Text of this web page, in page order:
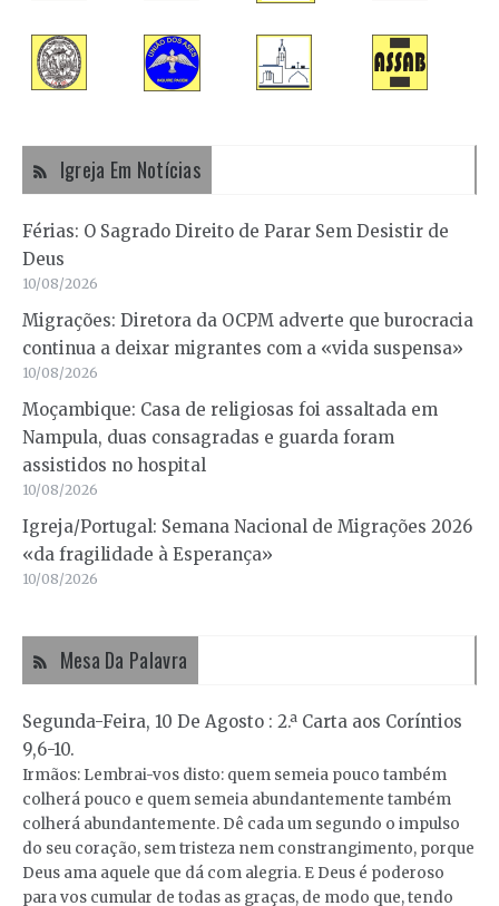
Igreja Em Notícias
Férias: O Sagrado Direito de Parar Sem Desistir de
Deus
10/08/2026
Migrações: Diretora da OCPM adverte que burocracia
continua a deixar migrantes com a «vida suspensa»
10/08/2026
Moçambique: Casa de religiosas foi assaltada em
Nampula, duas consagradas e guarda foram
assistidos no hospital
10/08/2026
Igreja/Portugal: Semana Nacional de Migrações 2026
«da fragilidade à Esperança»
10/08/2026
Mesa Da Palavra
Segunda-Feira, 10 De Agosto : 2.ª Carta aos Coríntios
9,6-10.
Irmãos: Lembrai-vos disto: quem semeia pouco também
colherá pouco e quem semeia abundantemente também
colherá abundantemente. Dê cada um segundo o impulso
do seu coração, sem tristeza nem constrangimento, porque
Deus ama aquele que dá com alegria. E Deus é poderoso
para vos cumular de todas as graças, de modo que, tendo